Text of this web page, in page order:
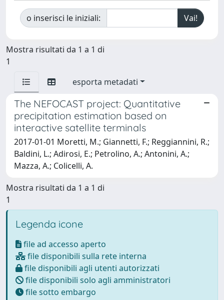
o inserisci le iniziali:
Mostra risultati da 1 a 1 di
1
esporta metadati
The NEFOCAST project: Quantitative
precipitation estimation based on
interactive satellite terminals
2017-01-01 Moretti, M.; Giannetti, F.; Reggiannini, R.;
Baldini, L.; Adirosi, E.; Petrolino, A.; Antonini, A.;
Mazza, A.; Colicelli, A.
Mostra risultati da 1 a 1 di
1
Legenda icone
file ad accesso aperto
file disponibili sulla rete interna
file disponibili agli utenti autorizzati
file disponibili solo agli amministratori
file sotto embargo